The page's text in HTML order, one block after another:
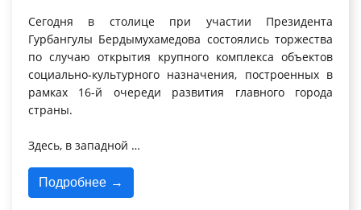
Сегодня в столице при участии Президента
Гурбангулы Бердымухамедова состоялись торжества
по случаю открытия крупного комплекса объектов
социально-культурного назначения, построенных в
рамках 16-й очереди развития главного города
страны.
Здесь, в западной …
Подробнее →